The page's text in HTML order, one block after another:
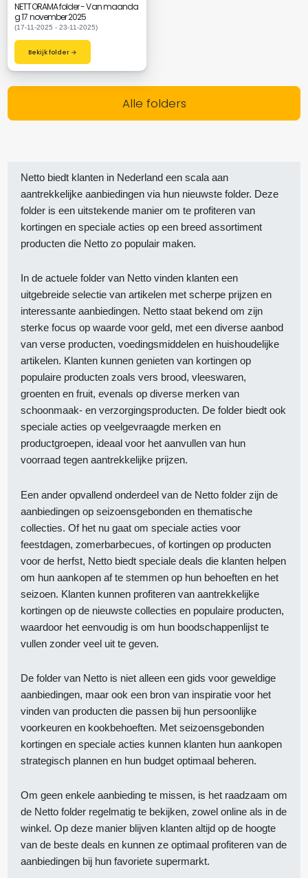
NETTORAMA folder - Van maanda
g 17 november 2025
(17-11-2025 - 23-11-2025)
Bekijk folder →
Alle folders
Netto biedt klanten in Nederland een scala aan
aantrekkelijke aanbiedingen via hun nieuwste folder. Deze
folder is een uitstekende manier om te profiteren van
kortingen en speciale acties op een breed assortiment
producten die Netto zo populair maken.
In de actuele folder van Netto vinden klanten een
uitgebreide selectie van artikelen met scherpe prijzen en
interessante aanbiedingen. Netto staat bekend om zijn
sterke focus op waarde voor geld, met een diverse aanbod
van verse producten, voedingsmiddelen en huishoudelijke
artikelen. Klanten kunnen genieten van kortingen op
populaire producten zoals vers brood, vleeswaren,
groenten en fruit, evenals op diverse merken van
schoonmaak- en verzorgingsproducten. De folder biedt ook
speciale acties op veelgevraagde merken en
productgroepen, ideaal voor het aanvullen van hun
voorraad tegen aantrekkelijke prijzen.
Een ander opvallend onderdeel van de Netto folder zijn de
aanbiedingen op seizoensgebonden en thematische
collecties. Of het nu gaat om speciale acties voor
feestdagen, zomerbarbecues, of kortingen op producten
voor de herfst, Netto biedt speciale deals die klanten helpen
om hun aankopen af te stemmen op hun behoeften en het
seizoen. Klanten kunnen profiteren van aantrekkelijke
kortingen op de nieuwste collecties en populaire producten,
waardoor het eenvoudig is om hun boodschappenlijst te
vullen zonder veel uit te geven.
De folder van Netto is niet alleen een gids voor geweldige
aanbiedingen, maar ook een bron van inspiratie voor het
vinden van producten die passen bij hun persoonlijke
voorkeuren en kookbehoeften. Met seizoensgebonden
kortingen en speciale acties kunnen klanten hun aankopen
strategisch plannen en hun budget optimaal beheren.
Om geen enkele aanbieding te missen, is het raadzaam om
de Netto folder regelmatig te bekijken, zowel online als in de
winkel. Op deze manier blijven klanten altijd op de hoogte
van de beste deals en kunnen ze optimaal profiteren van de
aanbiedingen bij hun favoriete supermarkt.